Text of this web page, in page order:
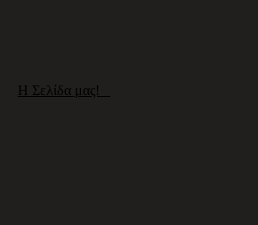
H Σελίδα μας!